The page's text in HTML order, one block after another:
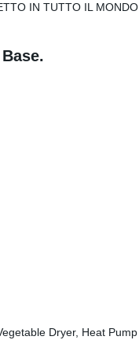
IN TUTTO IL MONDO
Dryer, Heat Pump